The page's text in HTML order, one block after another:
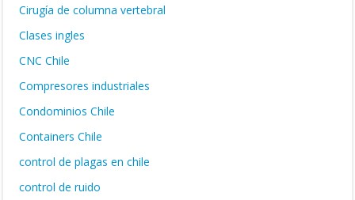
Cirugía de columna vertebral
Clases ingles
CNC Chile
Compresores industriales
Condominios Chile
Containers Chile
control de plagas en chile
control de ruido